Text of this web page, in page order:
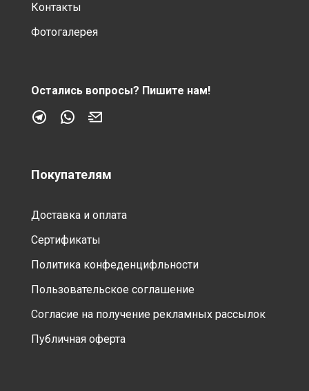
Контакты
Фотогалерея
Остались вопросы? Пишите нам!
Покупателям
Доставка и оплата
Сертификаты
Политика конфеденцифльности
Пользовательское соглашение
Согласие на получение рекламных рассылок
Публичная оферта